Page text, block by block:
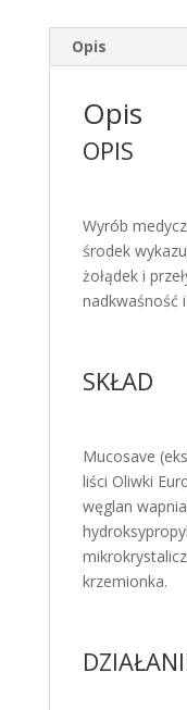
Opis
Opis
OPIS
Wyrób
środek
żołądek i
nadkwaśność
SKŁAD
Mucosave
liści Oliwki
węglan
krzemionka.